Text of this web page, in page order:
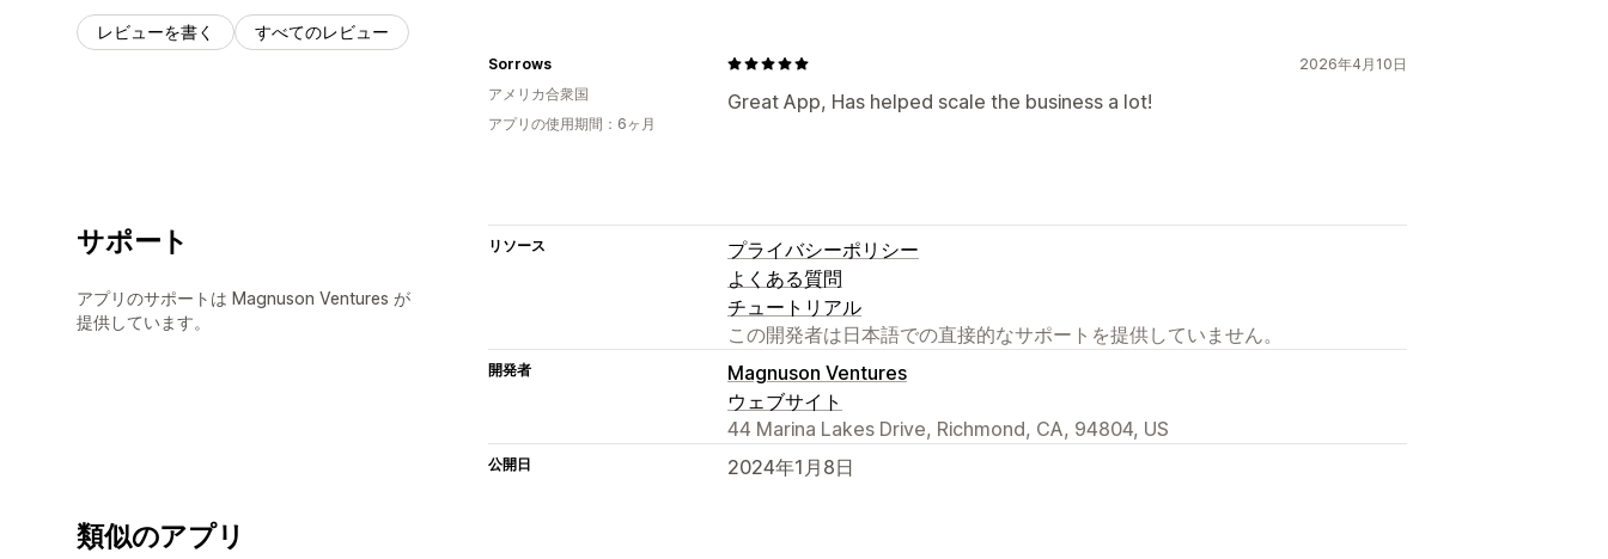
レビューを書く すべてのレビュー
2026年4月10日
Great App, Has helped scale the business a lot!
Sorrows
アメリカ合衆国
アプリの使用期間：6ヶ月
サポート
アプリのサポートは Magnuson Ventures が
提供しています。
リソース
プライバシーポリシー
よくある質問
チュートリアル
この開発者は日本語での直接的なサポートを提供していません。
開発者
Magnuson Ventures
ウェブサイト
44 Marina Lakes Drive, Richmond, CA, 94804, US
公開日 2024年1月8日
類似のアプリ